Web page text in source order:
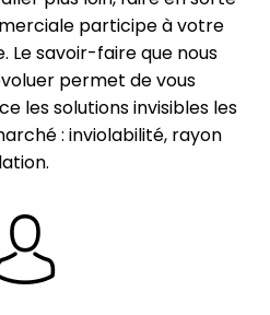
participe à votre
Le savoir-faire que nous
permet de vous
les solutions invisibles les
: inviolabilité, rayon